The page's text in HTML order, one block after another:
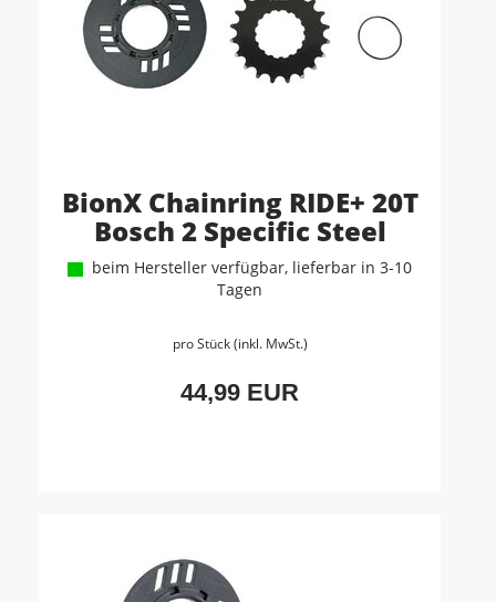
BionX Chainring RIDE+ 20T
Bosch 2 Specific Steel
beim Hersteller verfügbar, lieferbar in 3-10
Tagen
pro Stück (inkl. MwSt.)
44,99 EUR